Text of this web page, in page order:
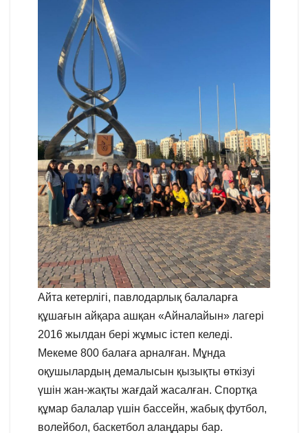
Айта кетерлігі, павлодарлық балаларға
құшағын айқара ашқан «Айналайын» лагері
2016 жылдан бері жұмыс істеп келеді.
Мекеме 800 балаға арналған. Мұнда
оқушылардың демалысын қызықты өткізуі
үшін жан-жақты жағдай жасалған. Спортқа
құмар балалар үшін бассейн, жабық футбол,
волейбол, баскетбол алаңдары бар.